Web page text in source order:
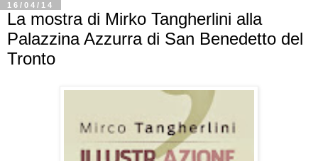
16/04/14
La mostra di Mirko Tangherlini alla
Palazzina Azzurra di San Benedetto del
Tronto